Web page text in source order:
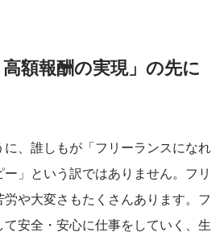
高額報酬の実現」の先に
、誰しもが「フリーランスになれ
」という訳ではありません。フリ
や大変さもたくさんあります。フ
安全・安心に仕事をしていく、生